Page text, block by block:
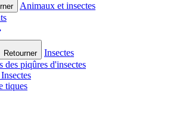
Animaux et insectes
Retourner
Insectes
des piqûres d'insectes
tiques